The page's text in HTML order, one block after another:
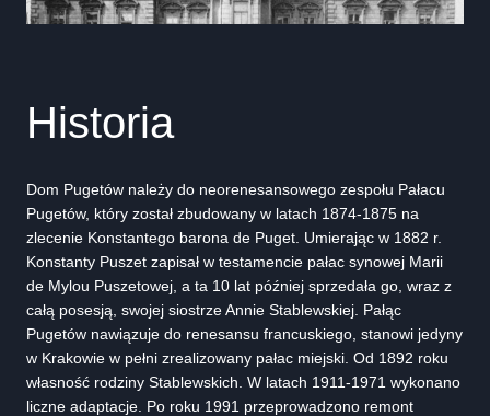
Historia
Dom Pugetów należy do neorenesansowego zespołu Pałacu
Pugetów, który został zbudowany w latach 1874-1875 na
zlecenie Konstantego barona de Puget. Umierając w 1882 r.
Konstanty Puszet zapisał w testamencie pałac synowej Marii
de Mylou Puszetowej, a ta 10 lat później sprzedała go, wraz z
całą posesją, swojej siostrze Annie Stablewskiej. Pałąc
Pugetów nawiązuje do renesansu francuskiego, stanowi jedyny
w Krakowie w pełni zrealizowany pałac miejski. Od 1892 roku
własność rodziny Stablewskich. W latach 1911-1971 wykonano
liczne adaptacje. Po roku 1991 przeprowadzono remont